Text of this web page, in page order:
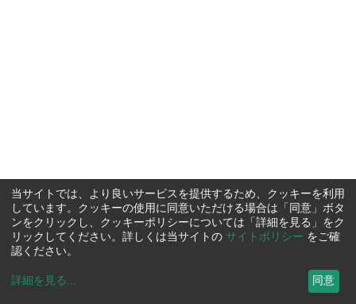
当サイトでは、より良いサービスを提供するため、クッキーを利用
しています。クッキーの使用に同意いただける場合は「同意」ボタ
ンをクリックし、クッキーポリシーについては「詳細を見る」をク
リックしてください。詳しくは当サイトの サイトポリシー をご確
認ください。
詳細を見る ... 同意